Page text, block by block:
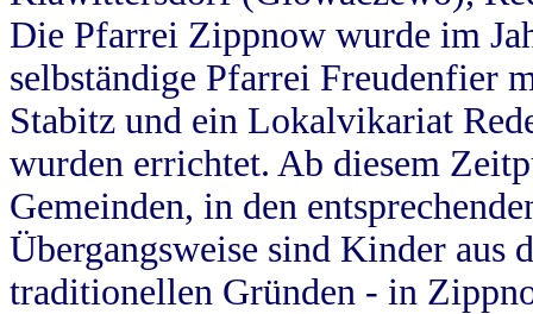
Die Pfarrei Zippnow wurde im
selbständige Pfarrei Freudenfier
Stabitz und ein Lokalvikariat
wurden errichtet. Ab diesem
Gemeinden, in den
Übergangsweise sind Kinder aus
traditionellen Gründen - in